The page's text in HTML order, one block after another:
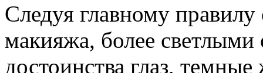
Следуя главному правилу
макияжа, более светлыми
достоинства глаз,